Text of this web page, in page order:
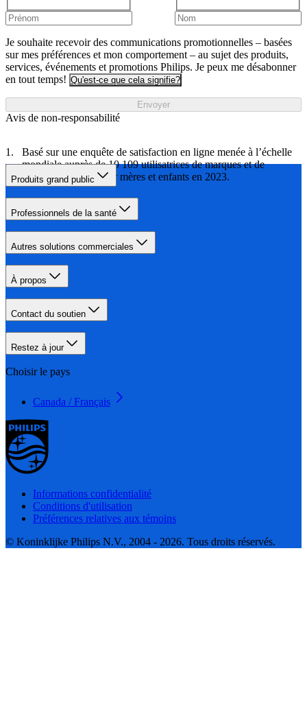
Je souhaite recevoir des communications promotionnelles – basées
sur mes préférences et mon comportement – au sujet des produits,
services, événements et promotions Philips. Je peux me désabonner
en tout temps! Qu'est-ce que cela signifie?
Envoyer
Avis de non-responsabilité
Basé sur une enquête de satisfaction en ligne menée à l’échelle
mondiale auprès de 10 109 utilisatrices de marques et de
produits de soins pour mères et enfants en 2023.
Produits grand public
Professionnels de la santé
Autres solutions commerciales
À propos
Contact du soutien
Restez à jour
Choisir le pays
Canada / Français
Informations confidentialité
Conditions d'utilisation
Préférences relatives aux témoins
© Koninklijke Philips N.V., 2004 - 2026. Tous droits réservés.